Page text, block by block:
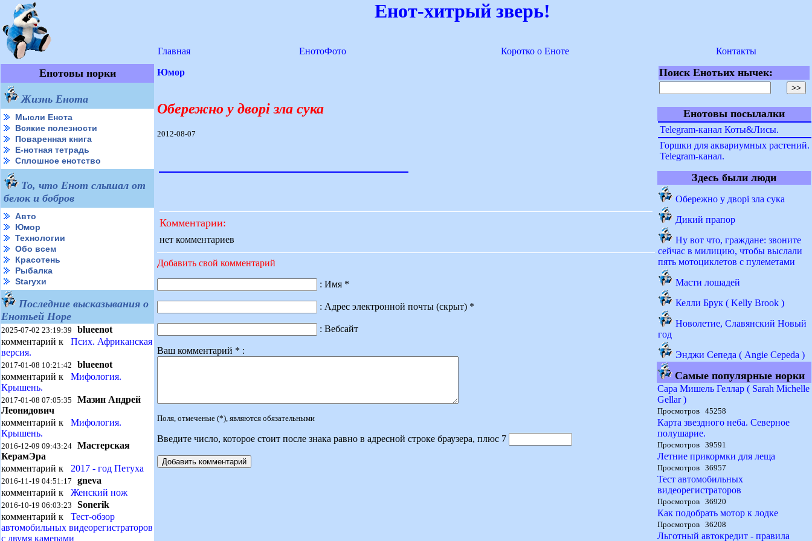
Енот-хитрый зверь!
Главная ЕнотоФото Коротко о Еноте Контакты
Енотовы норки
Жизнь Енота
Мысли Енота
Всякие полезности
Поваренная книга
Е-нотная тетрадь
Сплошное енотство
То, что Енот слышал от
белок и бобров
Авто
Юмор
Технологии
Обо всем
Красотень
Рыбалка
Starухи
Последние высказывания о
Енотьей Норе
2025-07-02 23:19:39 blueenot
комментарий к Псих. Африканская
версия.
2017-01-08 10:21:42 blueenot
комментарий к Мифология.
Крышень.
2017-01-08 07:05:35 Мазин Андрей
Леонидович
комментарий к Мифология.
Крышень.
2016-12-09 09:43:24 Мастерская
КерамЭра
комментарий к 2017 - год Петуха
2016-11-19 04:51:17 gneva
комментарий к Женский нож
2016-10-19 06:03:23 Sonerik
комментарий к Тест-обзор
автомобильных видеорегистраторов
с двумя камерами
Юмор
Обережно у дворі зла сука
2012-08-07
Комментарии:
нет комментариев
Добавить свой комментарий
: Имя *
: Адрес электронной почты (скрыт) *
: Вебсайт
Ваш комментарий * :
Поля, отмеченые (*), являются обязательными
Введите число, которое стоит после знака равно в адресной строке браузера, плюс 7
Поиск Енотьих нычек:
Енотовы посылалки
Telegram-канал Коты&Лисы.
Горшки для аквариумных растений.
Telegram-канал.
Здесь были люди
Обережно у дворі зла сука
Дикий прапор
Ну вот что, граждане: звоните
сейчас в милицию, чтобы выслали
пять мотоциклетов с пулеметами
Масти лошадей
Келли Брук ( Kelly Brook )
Новолетие, Славянский Новый
год
Энджи Сепеда ( Angie Cepeda )
Самые популярные норки
Сара Мишель Геллар ( Sarah Michelle
Gellar )
Просмотров 45258
Карта звездного неба. Северное
полушарие.
Просмотров 39591
Летние прикормки для леща
Просмотров 36957
Тест автомобильных
видеорегистраторов
Просмотров 36920
Как подобрать мотор к лодке
Просмотров 36208
Льготный автокредит - правила